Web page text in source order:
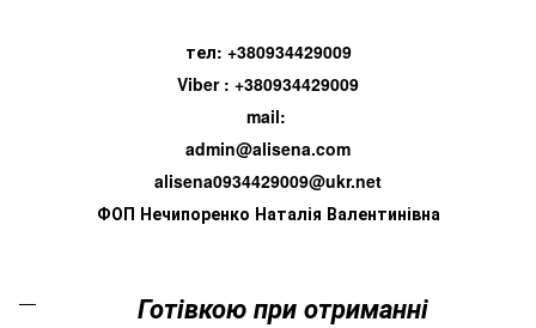
тел: +380934429009
Viber : +380934429009
mail:
admin@alisena.com
alisena0934429009@ukr.net
ФОП Нечипоренко Наталія Валентинівна
Готівкою при отриманні